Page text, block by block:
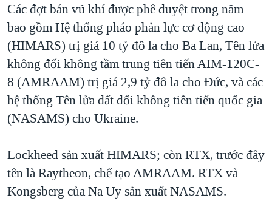
Các đợt bán vũ khí được phê duyệt trong năm
bao gồm Hệ thống pháo phản lực cơ động cao
(HIMARS) trị giá 10 tỷ đô la cho Ba Lan, Tên lửa
không đối không tầm trung tiên tiến AIM-120C-
8 (AMRAAM) trị giá 2,9 tỷ đô la cho Đức, và các
hệ thống Tên lửa đất đối không tiên tiến quốc gia
(NASAMS) cho Ukraine.
Lockheed sản xuất HIMARS; còn RTX, trước đây
tên là Raytheon, chế tạo AMRAAM. RTX và
Kongsberg của Na Uy sản xuất NASAMS.